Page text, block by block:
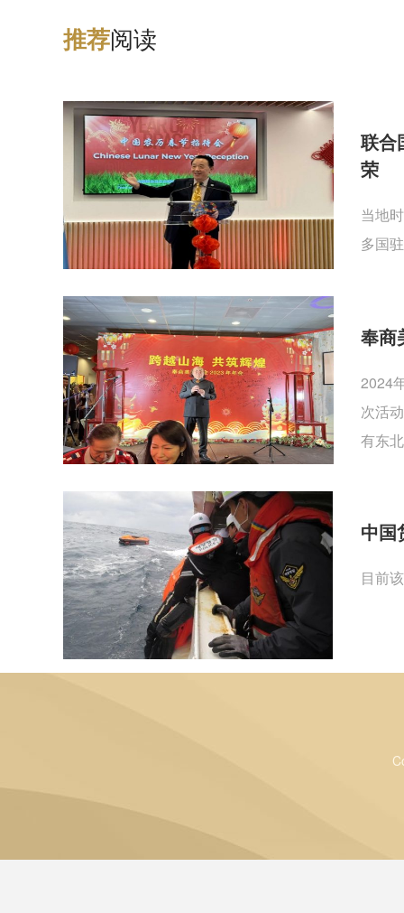
推荐阅读
联合
荣
当地
多国
奉商
2024
次活
有东
中国
目前